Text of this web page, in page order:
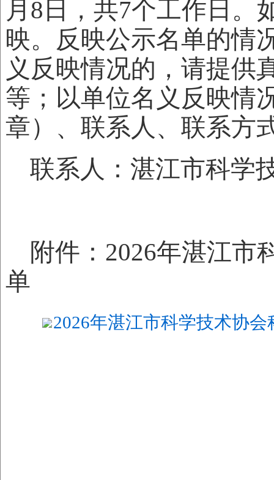
月8日，共7个工作日。
映。反映公示名单的情
义反映情况的，请提供
等；以单位名义反映情
章）、联系人、联系方
联系人：湛江市科学
附件：2026年湛江市
单
2026年湛江市科学技术协